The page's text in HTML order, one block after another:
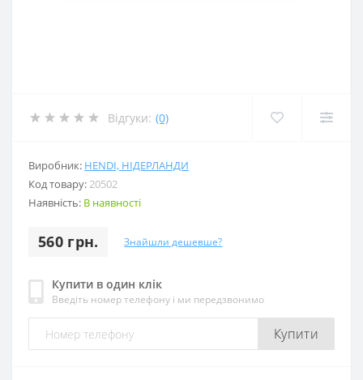
Відгуки: (0)
Виробник: HENDI, НІДЕРЛАНДИ
Код товару:20502
Наявність: В наявності
560 грн. Знайшли дешевше?
Купити в один клік
Введіть номер телефону і ми передзвонимо
Купити